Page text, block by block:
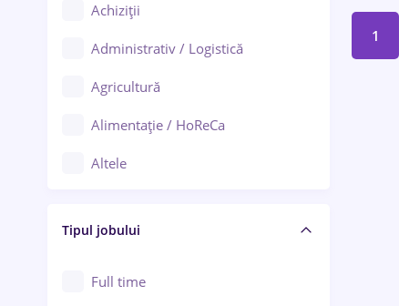
Galați (Galați)
Ploiești
Arad
Achiziții
Administrativ / Logistică
Agricultură
Alimentație / HoReCa
Altele
Asigurări
Au pair / Babysitter / Curățenie
Tipul jobului
Full time
1